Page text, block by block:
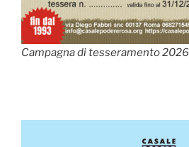
Campagna di tesseramento 2026